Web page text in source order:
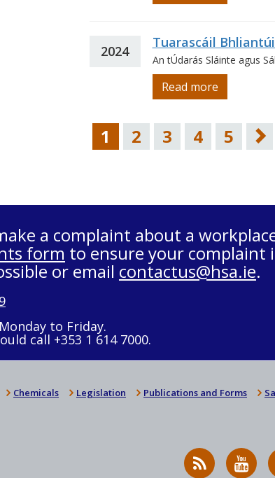
2024
Tuarascáil
An tÚdarás Sláinte agus
Read more
1 2 3 4 5
a complaint about a
form to ensure your complaint
or email contactus@hsa.ie.
to Friday.
call +353 1 614 7000.
Chemicals Legislation Publications and Forms
RSS
News
on